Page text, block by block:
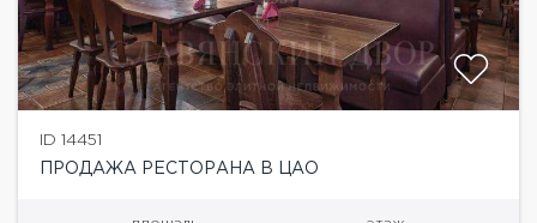
ID 14451
ПРОДАЖА РЕСТОРАНА В ЦАО